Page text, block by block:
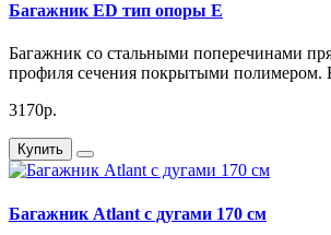
Багажник ED тип опоры Е
Багажник со стальными поперечинами
профиля сечения покрытыми полимером.
3170р.
Купить
Багажник Atlant с дугами 170 см